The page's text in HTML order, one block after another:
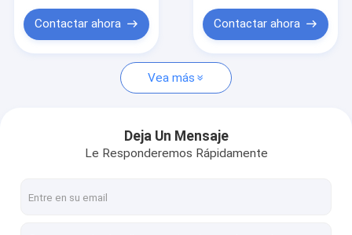
El blog
Partes mecanizadas CNC
Partes giratorias CNC
Contactar ahora Contactar ahora
Vea más
Deja Un Mensaje
Le Responderemos Rápidamente